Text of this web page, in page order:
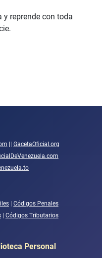
y reprende con toda
GacetaOficial.org
Códigos Penales
Códigos Tributarios
Personal